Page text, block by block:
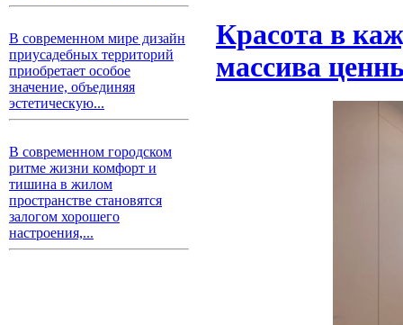
В современном мире дизайн
приусадебных территорий
приобретает особое
значение, объединяя
эстетическую...
В современном городском
ритме жизни комфорт и
тишина в жилом
пространстве становятся
залогом хорошего
настроения,...
Красота в
массива